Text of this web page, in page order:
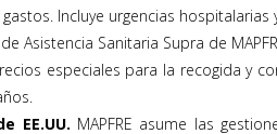
Incluye urgencias
Asistencia Sanitaria Supra de
especiales para la recogida y
EE.UU. MAPFRE asume las